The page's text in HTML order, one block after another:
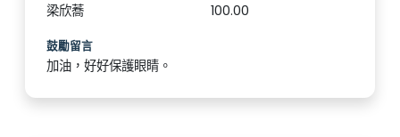
梁欣蕎 100.00
鼓勵留言
加油，好好保護眼睛。